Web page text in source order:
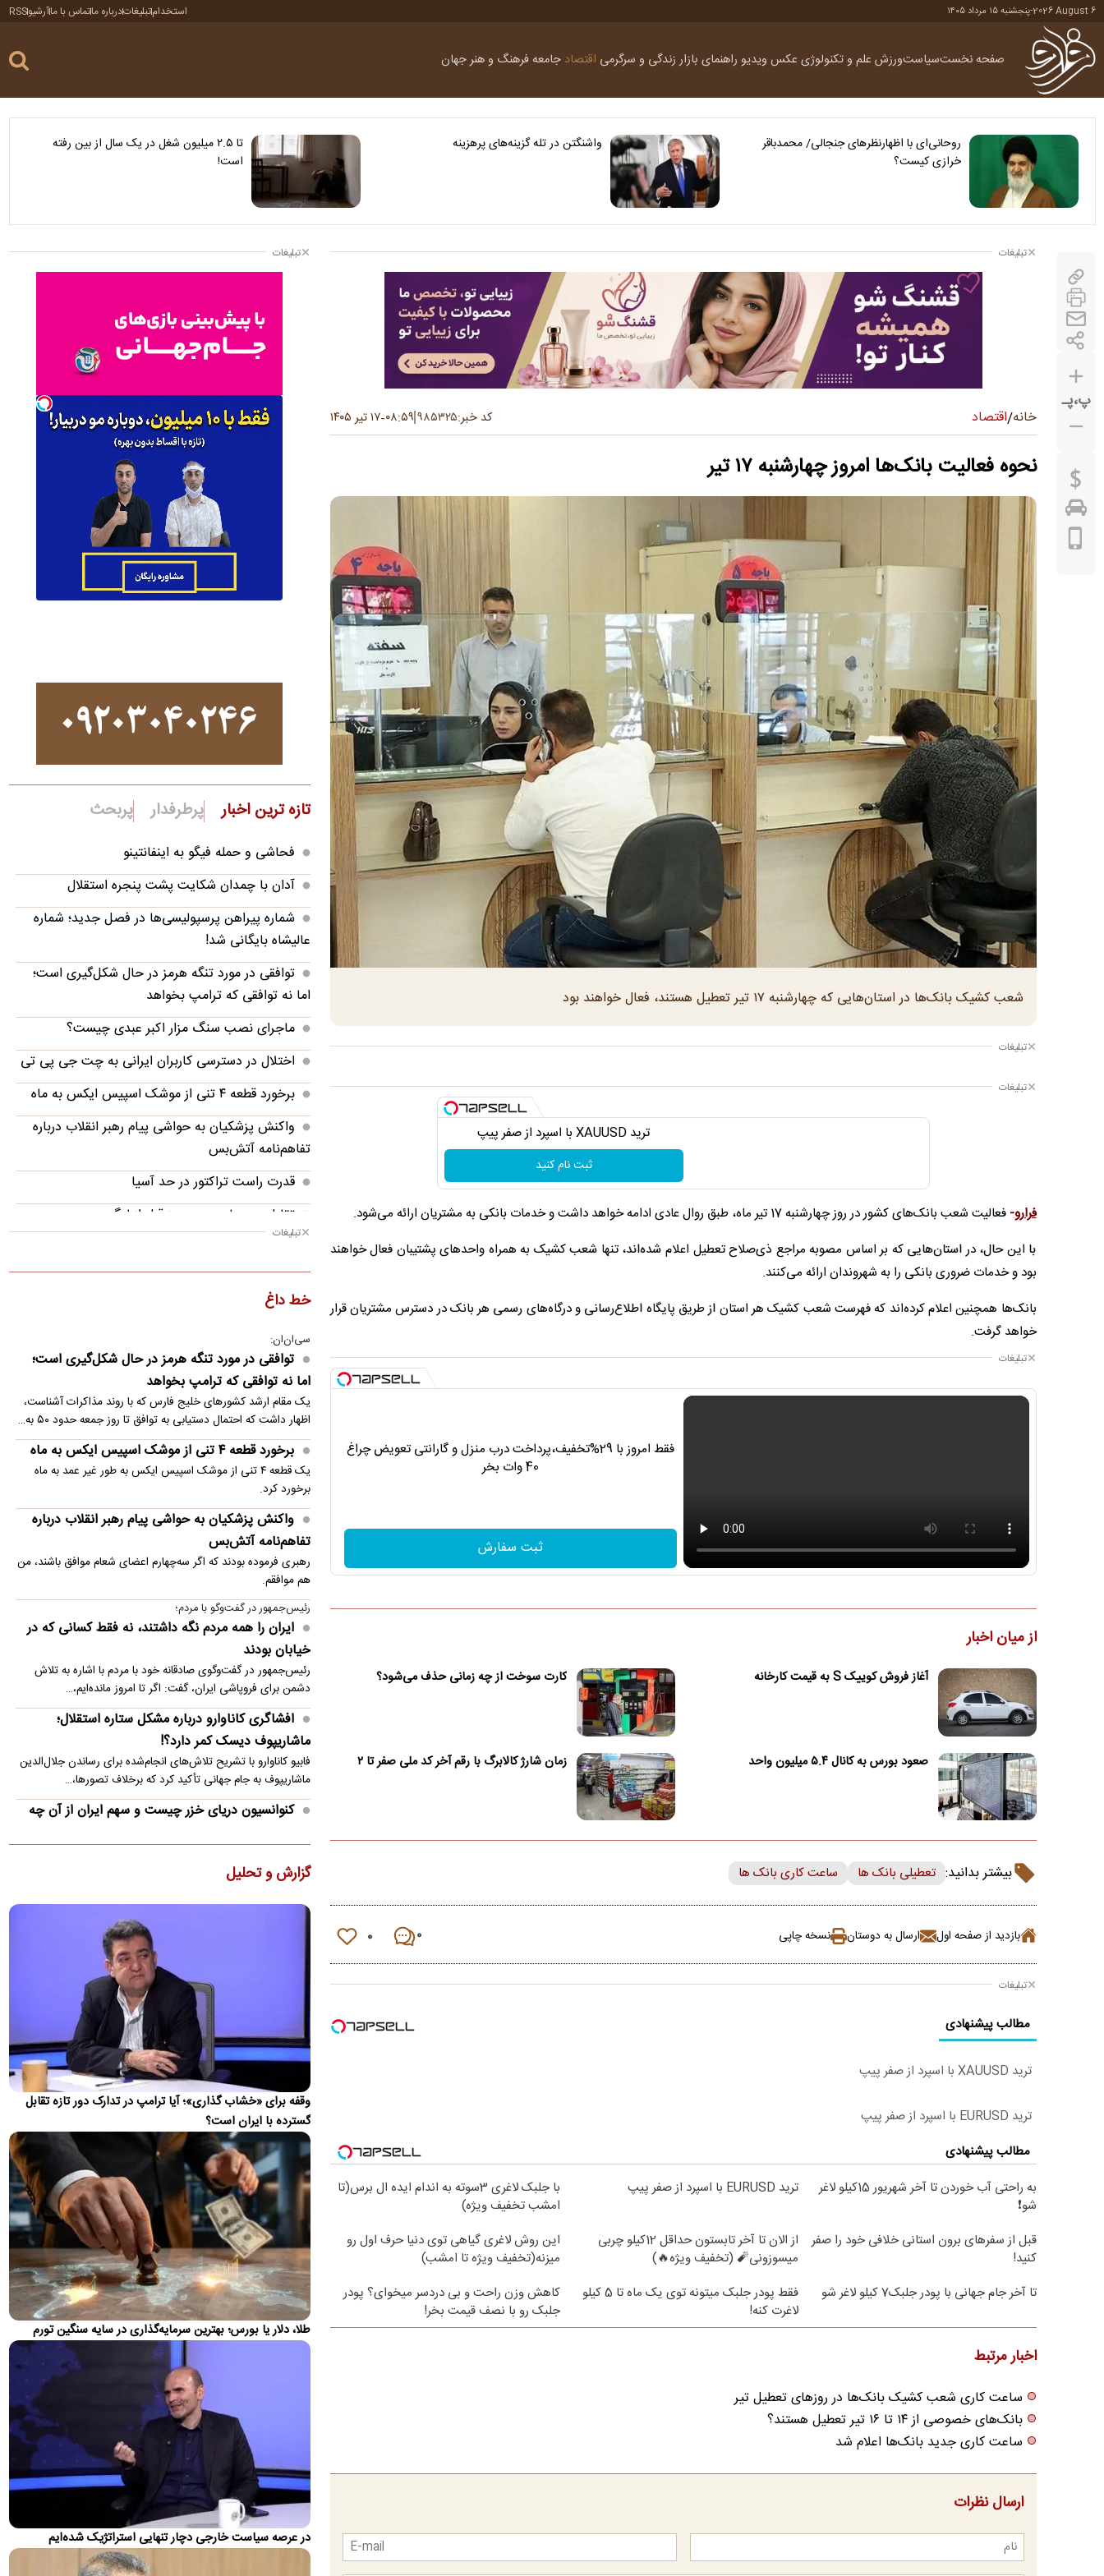
2026 August 6
-پنجشنبه ۱۵ مرداد ۱۴۰۵ استخدامتبلیغاتدرباره ماتماس با ماآرشیوRSS
صفحه نخستسیاستورزش علم و تکنولوژی عکس ویدیو راهنمای بازارزندگی و سرگرمی اقتصاد جامعهفرهنگ و هنرجهان
روحانی‌ای با اظهارنظرهای جنجالی/ محمدباقر
خرازی کیست؟
واشنگتن در تله گزینه‌های پرهزینه
تا ۲.۵ میلیون شغل در یک سال از بین رفته
است!
پ،پـ
تبلیغات
خانه/اقتصاد کد خبر:۹۸۵۳۲۵ ۰۸:۵۹-۱۷ تیر ۱۴۰۵
نحوه فعالیت‌ بانک‌ها امروز چهارشنبه ۱۷ تیر
شعب کشیک بانک‌ها در استان‌هایی که چهارشنبه ۱۷ تیر تعطیل هستند، فعال‌ خواهند بود
تبلیغات
تبلیغات
ترید XAUUSD با اسپرد از صفر پیپ
ثبت نام کنید
فرارو- فعالیت شعب بانک‌های کشور در روز چهارشنبه 17 تیر ماه، طبق روال عادی ادامه خواهد داشت و خدمات بانکی به مشتریان ارائه می‌شود.
با این حال، در استان‌هایی که بر اساس مصوبه مراجع ذی‌صلاح تعطیل اعلام شده‌اند، تنها شعب کشیک به همراه واحدهای پشتیبان فعال خواهند
بود و خدمات ضروری بانکی را به شهروندان ارائه می‌کنند.
بانک‌ها همچنین اعلام کرده‌اند که فهرست شعب کشیک هر استان از طریق پایگاه اطلاع‌رسانی و درگاه‌های رسمی هر بانک در دسترس مشتریان قرار
خواهد گرفت.
تبلیغات
فقط امروز با 29%تخفیف،پرداخت درب منزل و گارانتی تعویض چراغ
40 وات بخر
ثبت سفارش
از میان اخبار
آغاز فروش کوییک S به قیمت کارخانه کارت سوخت از چه زمانی حذف می‌شود؟
صعود بورس به کانال ۵.۴ میلیون واحد زمان شارژ کالابرگ با رقم آخر کد ملی صفر تا ۲
بیشتر بدانید: تعطیلی بانک ها ساعت کاری بانک ها
بازدید از صفحه اول ارسال به دوستان نسخه چاپی ۰ ۰
تبلیغات
مطالب پیشنهادی
ترید XAUUSD با اسپرد از صفر پیپ
ترید EURUSD با اسپرد از صفر پیپ
مطالب پیشنهادی
به راحتی آب خوردن تا آخر شهریور 15کیلو لاغر
شو❗
ترید EURUSD با اسپرد از صفر پیپ
با جلبک لاغری 3سوته به اندام ایده ال برس(تا
امشب تخفیف ویژه)
قبل از سفرهای برون استانی خلافی خود را صفر
کنید!
از الان تا آخر تابستون حداقل 12کیلو چربی
میسوزونی🧨 (تخفیف ویژه🔥)
این روش لاغری گیاهی توی دنیا حرف اول رو
میزنه(تخفیف ویژه تا امشب)
تا آخر جام جهانی با پودر جلبک7 کیلو لاغر شو
فقط پودر جلبک میتونه توی یک ماه تا 5 کیلو
لاغرت کنه!
کاهش وزن راحت و بی دردسر میخوای؟ پودر
جلبک رو با نصف قیمت بخر!
اخبار مرتبط
ساعت کاری شعب کشیک بانک‌ها در روزهای تعطیل تیر
بانک‌های خصوصی از ۱۴ تا ۱۶ تیر تعطیل هستند؟
ساعت کاری جدید بانک‌‌ها اعلام شد
ارسال نظرات
تبلیغات
تازه ترین اخبار پرطرفدار پربحث
فحاشی و حمله فیگو به اینفانتینو
آدان با چمدان شکایت پشت پنجره استقلال
شماره پیراهن پرسپولیسی‌ها در فصل جدید؛ شماره
عالیشاه بایگانی شد!
توافقی در مورد تنگه هرمز در حال شکل‌گیری است؛
اما نه توافقی که ترامپ بخواهد
ماجرای نصب سنگ مزار اکبر عبدی چیست؟
اختلال در دسترسی کاربران ایرانی به چت جی پی تی
برخورد قطعه ۴ تنی از موشک اسپیس ایکس به ماه
واکنش پزشکیان به حواشی پیام رهبر انقلاب درباره
تفاهم‌نامه آتش‌بس
قدرت راست تراکتور در حد آسیا
تقابل پرسپولیس و پیروز قبل از لیگ
خیابان بودند
قطع امید مدیرعامل استقلال از پنجره نقل و انتقالات
افشاگری کاناوارو درباره مشکل ستاره استقلال؛
ماشاریپوف دیسک کمر دارد؟!
آخرین وضعیت حضور مهدی طارمی در زسکا مسکو
تبلیغات
خط داغ
سی‌ان‌ان:
توافقی در مورد تنگه هرمز در حال شکل‌گیری است؛
اما نه توافقی که ترامپ بخواهد
یک مقام ارشد کشورهای خلیج فارس که با روند مذاکرات آشناست،
اظهار داشت که احتمال دستیابی به توافق تا روز جمعه حدود ۵۰ به…
برخورد قطعه ۴ تنی از موشک اسپیس ایکس به ماه
یک قطعه ۴ تنی از موشک اسپیس ایکس به طور غیر عمد به ماه
برخورد کرد.
واکنش پزشکیان به حواشی پیام رهبر انقلاب درباره
تفاهم‌نامه آتش‌بس
رهبری فرموده بودند که اگر سه‌چهارم اعضای شعام موافق باشند، من
هم موافقم.
رئیس‌جمهور در گفت‌وگو با مردم؛
ایران را همه مردم نگه داشتند، نه فقط کسانی که در
خیابان بودند
رئیس‌جمهور در گفت‌وگوی صادقانه خود با مردم با اشاره به تلاش
دشمن برای فروپاشی ایران، گفت: اگر تا امروز مانده‌ایم،…
افشاگری کاناوارو درباره مشکل ستاره استقلال؛
ماشاریپوف دیسک کمر دارد؟!
فابیو کاناوارو با تشریح تلاش‌های انجام‌شده برای رساندن جلال‌الدین
ماشاریپوف به جام جهانی تأکید کرد که برخلاف تصورها،…
کنوانسیون دریای خزر چیست و سهم ایران از آن چه
هشت سال به مجلس ارسال کرد. جزئیات این کنوانسیون، روند…
ظریف: چین و روسیه شرکای مهم ایران هستند، اما نه
جایگزین همه جهان
دیپلمات پیشین ایران بیان کرد که چین و روسیه شرکای مهم ایران در
آینده خواهند بود، اما این روابط نباید جایگزین تعامل با…
ویدئو؛ جزئیات و لحظه وقوع حادثه امنیتی برای
بالگرد ترامپ
حادثه امنیتی برای بالگرد دونالد ترامپ پس از آن رخ داد که
Marine One در ۴ آگوست از فرودگاه الیپس خارج شد، در حالی
این گزارش به روز می‌شود...
اطلاعات تازه از شنیده شدن صدای انفجار در بحرین
برخی منابع عربی شنیدن صدای انفجار در کشور بحرین را تایید
کردند.
تصاویر ماهواره‌ای از نشت نفت کشتی یونانی در تنگه
هرمز
یک کشتی یونانی که در تلاش بود از طریق سمت عمانی از تنگه عبور
کند، هدف حمله قرار گرفت.
قیمت جدید بنزین سوپر اعلام شد
حجم عرضه بنزین ویژه یا همان سوپر در بورس انرژی ۲۴۰ هزار لیتر
بوده و نرخ عرضه ۸۴۶ هزار ریال است.
واکنش رامین بعد از جدایی رسمی از استقلال؛ او در
مایورکا چه‌کار می‌کند؟!
رامین رضاییان بعد از جدایی رسمی از استقلال استوری جدیدی را
در فضای مجازی به اشتراک گذاشته است.
بقائی: برنامه‌ای برای سفر عراقچی و قالیباف به
پاکستان یا قطر نیست / بیانیه مشترک ایران و عمان در
مرحله بررسی و تدوین نهایی است
سخنگوی وزارت خارجه گفت: تفاهم ایران و عمان به خودی خود
نمی‌تواند به معنای تضمین امنیت کامل برای کشتی‌های عبوری از…
ادعای آسوشیتدپرس:
پیش‌نویس توافق ایران و عمان نهایی شد؟
گزارش و تحلیل
وقفه برای «خشاب گذاری»؛ آیا ترامپ در تدارک دور تازه تقابل
گسترده با ایران است؟
طلا، دلار یا بورس؛ بهترین سرمایه‌گذاری در سایه سنگین تورم
در عرصه سیاست خارجی دچار تنهایی استراتژیک شده‌ایم